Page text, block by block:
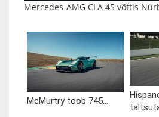
Mercedes-AMG CLA 45 võttis
McMurtry toob 745...